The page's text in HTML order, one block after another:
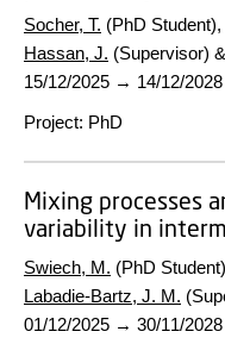
Socher, T. (PhD Student),
Hassan, J. (Supervisor)
15/12/2025 → 14/12/2028
Project: PhD
Mixing processes
variability in
Swiech, M. (PhD
Labadie-Bartz, J. M.
01/12/2025 → 30/11/2028